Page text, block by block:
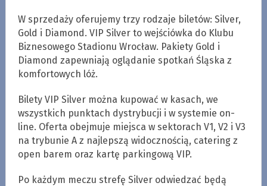
W sprzedaży oferujemy trzy rodzaje biletów: Silver,
Gold i Diamond. VIP Silver to wejściówka do Klubu
Biznesowego Stadionu Wrocław. Pakiety Gold i
Diamond zapewniają oglądanie spotkań Śląska z
komfortowych lóż.
Bilety VIP Silver można kupować w kasach, we
wszystkich punktach dystrybucji i w systemie on-
line. Oferta obejmuje miejsca w sektorach V1, V2 i V3
na trybunie A z najlepszą widocznością, catering z
open barem oraz kartę parkingową VIP.
Po każdym meczu strefę Silver odwiedzać będą